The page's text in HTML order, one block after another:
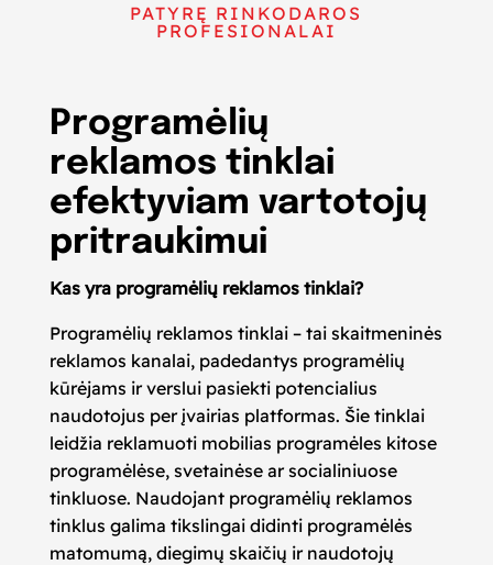
PATYRĘ RINKODAROS
PROFESIONALAI
Programėlių
reklamos tinklai
efektyviam vartotojų
pritraukimui
Kas yra programėlių reklamos tinklai?
Programėlių reklamos tinklai – tai skaitmeninės
reklamos kanalai, padedantys programėlių
kūrėjams ir verslui pasiekti potencialius
naudotojus per įvairias platformas. Šie tinklai
leidžia reklamuoti mobilias programėles kitose
programėlėse, svetainėse ar socialiniuose
tinkluose. Naudojant programėlių reklamos
tinklus galima tikslingai didinti programėlės
matomumą, diegimų skaičių ir naudotojų